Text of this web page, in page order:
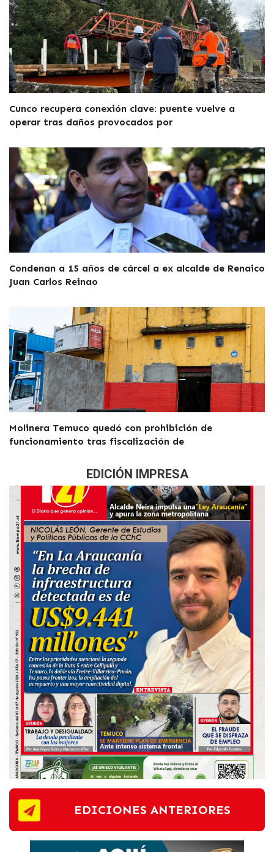
Cunco recupera conexión clave: puente vuelve a
operar tras daños provocados por
Condenan a 15 años de cárcel a ex alcalde de Renaico
Juan Carlos Reinao
Molinera Temuco quedó con prohibición de
funcionamiento tras fiscalización de
EDICIÓN IMPRESA
EDICIONES ANTERIORES